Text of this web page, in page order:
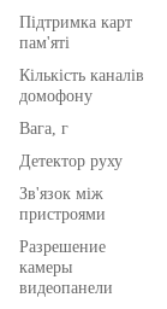
Підтримка карт
пам'яті
Кількість каналів
домофону
Вага, г
Детектор руху
Зв'язок між
пристроями
Разрешение
камеры
видеопанели